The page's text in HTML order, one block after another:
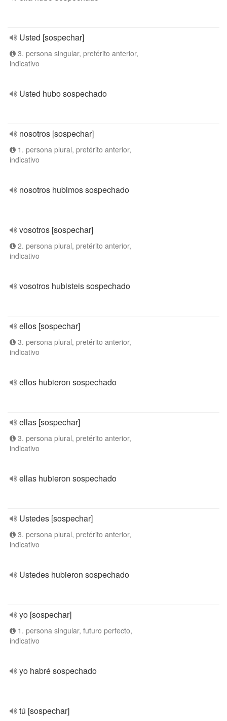
Usted [sospechar]
3. persona singular, pretérito anterior,
indicativo
Usted hubo sospechado
nosotros [sospechar]
1. persona plural, pretérito anterior,
indicativo
nosotros hubimos sospechado
vosotros [sospechar]
2. persona plural, pretérito anterior,
indicativo
vosotros hubisteis sospechado
ellos [sospechar]
3. persona plural, pretérito anterior,
indicativo
ellos hubieron sospechado
ellas [sospechar]
3. persona plural, pretérito anterior,
indicativo
ellas hubieron sospechado
Ustedes [sospechar]
3. persona plural, pretérito anterior,
indicativo
Ustedes hubieron sospechado
yo [sospechar]
1. persona singular, futuro perfecto,
indicativo
yo habré sospechado
tú [sospechar]